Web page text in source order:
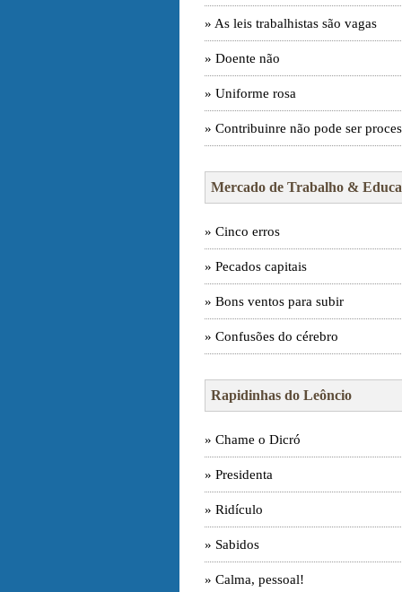
» As leis trabalhistas são vagas
» Doente não
» Uniforme rosa
» Contribuinre não pode ser
Mercado de Trabalho &
» Cinco erros
» Pecados capitais
» Bons ventos para subir
» Confusões do cérebro
Rapidinhas do Leôncio
» Chame o Dicró
» Presidenta
» Ridículo
» Sabidos
» Calma, pessoal!